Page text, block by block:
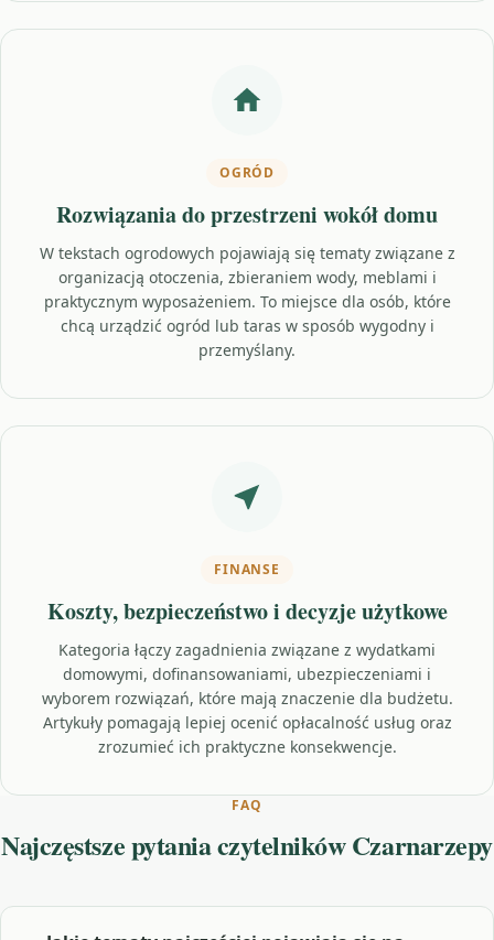
OGRÓD
Rozwiązania do przestrzeni wokół domu
W tekstach ogrodowych pojawiają się tematy związane z
organizacją otoczenia, zbieraniem wody, meblami i
praktycznym wyposażeniem. To miejsce dla osób, które
chcą urządzić ogród lub taras w sposób wygodny i
przemyślany.
FINANSE
Koszty, bezpieczeństwo i decyzje użytkowe
Kategoria łączy zagadnienia związane z wydatkami
domowymi, dofinansowaniami, ubezpieczeniami i
wyborem rozwiązań, które mają znaczenie dla budżetu.
Artykuły pomagają lepiej ocenić opłacalność usług oraz
zrozumieć ich praktyczne konsekwencje.
FAQ
Najczęstsze pytania czytelników Czarnarzepy